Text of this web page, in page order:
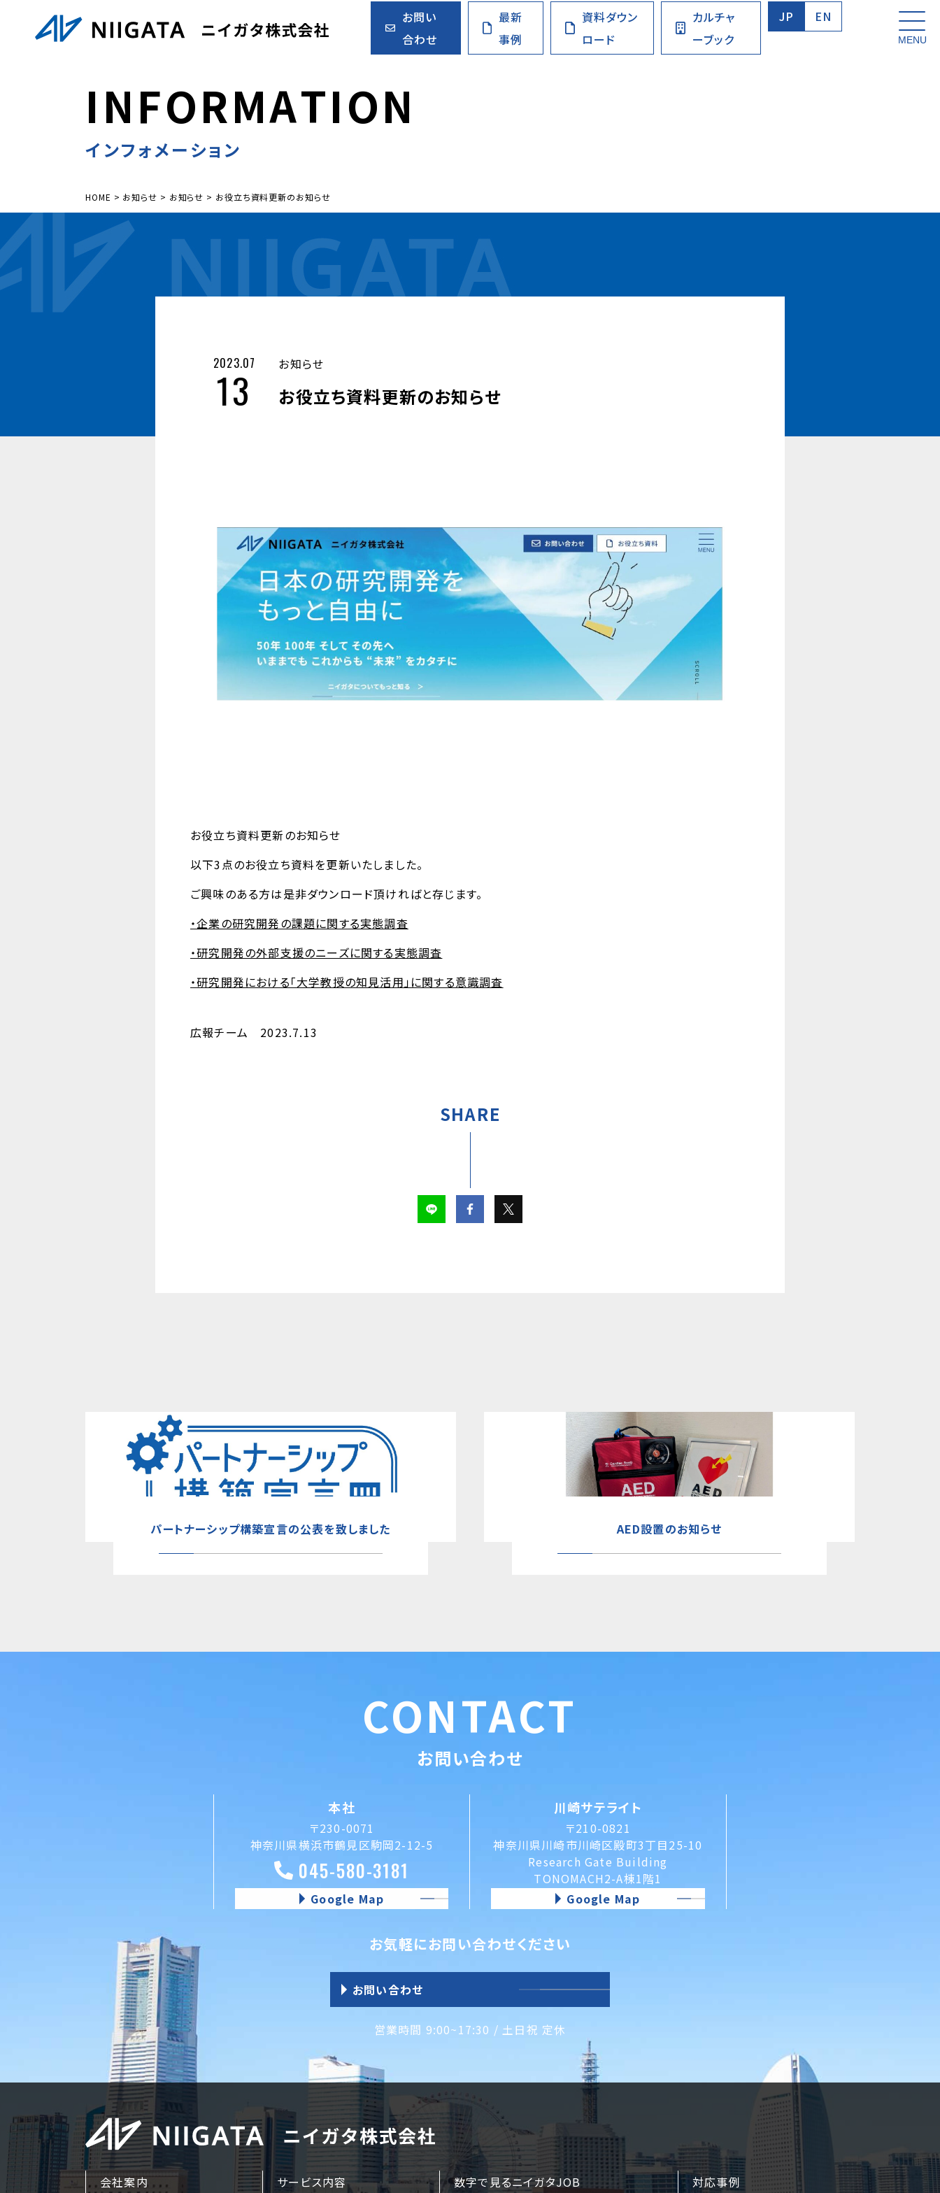
お問い
合わせ
最新
事例
資料ダウン
ロード
カルチャ
ーブック
JP EN
INFORMATION
インフォメーション
HOME > お知らせ > お知らせ > お役立ち資料更新のお知らせ
2023.07
13 お知らせ
お役立ち資料更新のお知らせ
お役立ち資料更新のお知らせ
以下3点のお役立ち資料を更新いたしました。
ご興味のある方は是非ダウンロード頂ければと存じます。
・企業の研究開発の課題に関する実態調査
・研究開発の外部支援のニーズに関する実態調査
・研究開発における「大学教授の知見活用」に関する意識調査
広報チーム 2023.7.13
SHARE
パートナーシップ構築宣言の公表を致しました AED設置のお知らせ
CONTACT
お問い合わせ
本社
〒230-0071
神奈川県横浜市鶴見区駒岡2-12-5
045-580-3181
Google Map
川崎サテライト
〒210-0821
神奈川県川崎市川崎区殿町3丁目25-10
Research Gate Building
TONOMACH2-A棟1階1
Google Map
お気軽にお問い合わせください
お問い合わせ
営業時間 9:00~17:30 / 土日祝 定休
会社案内 サービス内容 数字で見るニイガタJOB 対応事例